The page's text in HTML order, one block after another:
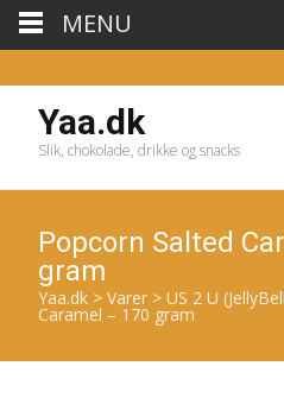
Yaa.dk
Slik, chokolade, drikke og snacks
Popcorn Salted
gram
Yaa.dk > Varer > US 2 U
Caramel – 170 gram
MENU